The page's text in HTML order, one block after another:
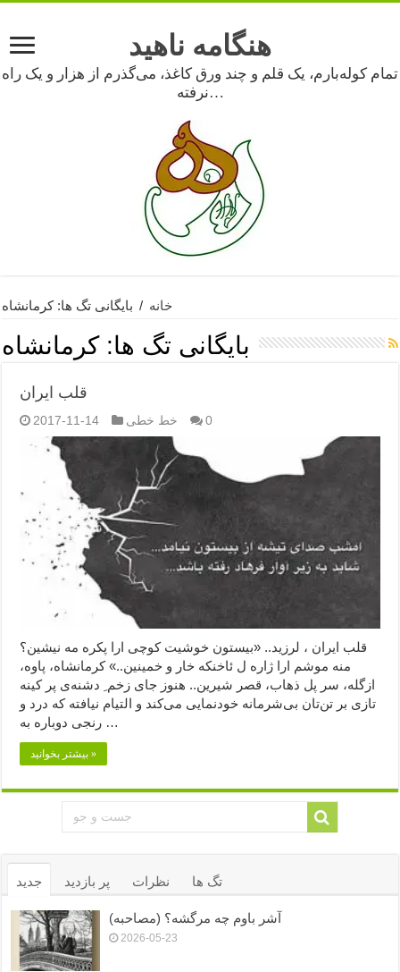
هنگامه ناهید
تمام کوله‌بارم، یک قلم و چند ورق کاغذ، می‌گذرم از هزار و یک راه
نرفته…
خانه / بایگانی تگ ها: کرمانشاه
بایگانی تگ ها:کرمانشاه
قلب ایران
2017-11-14 خط خطی 0
قلب ایران ، لرزید.. «بیستون خوشیت کوچی ارا پکره مه نیشین؟
منه موشم ارا ژاره ل ئاخنکه خار و خمینین..» کرمانشاه، پاوه،
ازگله، سر پل ذهاب، قصر شیرین.. هنوز جای زخم ِ دشنه‌ی پر کینه
تازی بر تن‌تان بی‌شرمانه خودنمایی می‌کند و التیام نیافته که درد و
رنجی دوباره به …
بیشتر بخوانید »
جدید پر بازدید نظرات تگ ها
آشر باوم چه مرگشه؟ (مصاحبه)
2026-05-23